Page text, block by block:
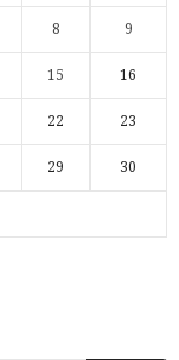
8 9
15 16
22 23
29 30